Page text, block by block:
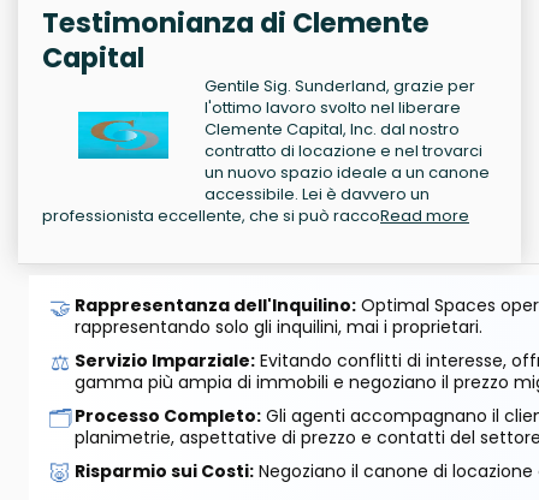
Testimonianza di Clemente
Capital
Gentile Sig. Sunderland, grazie per
l'ottimo lavoro svolto nel liberare
Clemente Capital, Inc. dal nostro
contratto di locazione e nel trovarci
un nuovo spazio ideale a un canone
accessibile. Lei è davvero un
professionista eccellente, che si può raccoRead more
🤝 Rappresentanza dell'Inquilino: Optimal Spaces
rappresentando solo gli inquilini, mai i proprietari.
⚖️ Servizio Imparziale: Evitando conflitti di interesse,
gamma più ampia di immobili e negoziano il prezzo
🗂️Processo Completo: Gli agenti accompagnano il
planimetrie, aspettative di prezzo e contatti del
🐷 Risparmio sui Costi: Negoziano il canone di